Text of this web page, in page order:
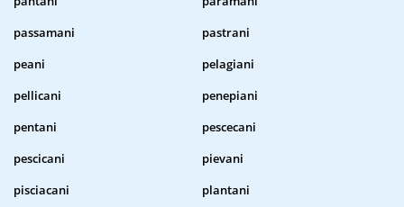
passamani
pastrani
peani
pelagiani
pellicani
penepiani
pentani
pescecani
pescicani
pievani
pisciacani
plantani